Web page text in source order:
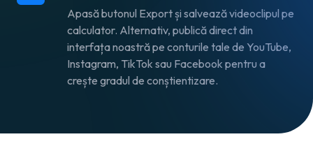
Apasă butonul Exportși salvează videoclipul pe
calculator. Alternativ, publică direct din
interfața noastră pe conturile tale de YouTube,
Instagram, TikTok sau Facebook pentru a
crește gradul de conștientizare.